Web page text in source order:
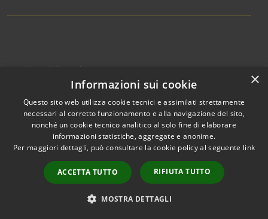
Amministrazione trasparente
Informativa privacy
Note legali
Dichiarazione di accessibilità
Copyright © 2026 • Comune di
Molinella • Powered by
×
Informazioni sui cookie
Questo sito web utilizza cookie tecnici e assimilati strettamente
necessari al corretto funzionamento e alla navigazione del sito,
nonché un cookie tecnico analitico al solo fine di elaborare
informazioni statistiche, aggregate e anonime.
Per maggiori dettagli, può consultare la cookie policy al seguente link
ACCETTA TUTTO RIFIUTA TUTTO
MOSTRA DETTAGLI